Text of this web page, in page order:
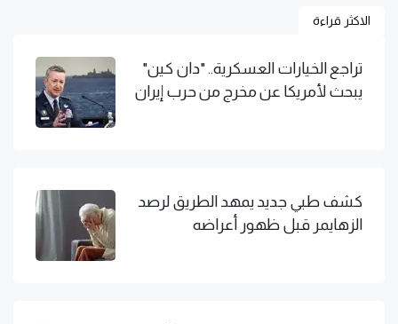
الاكثر قراءة
تراجع الخيارات العسكرية.. "دان كين"
يبحث لأمريكا عن مخرج من حرب إيران
كشف طبي جديد يمهد الطريق لرصد
الزهايمر قبل ظهور أعراضه